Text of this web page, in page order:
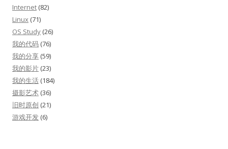
Internet (82)
Linux (71)
OS Study (26)
我的代码 (76)
我的分享 (59)
我的影片 (23)
我的生活 (184)
摄影艺术 (36)
旧时原创 (21)
游戏开发 (6)